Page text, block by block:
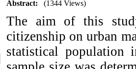
Abstract: (1344 Views)
The aim of this
citizenship on urban
statistical population